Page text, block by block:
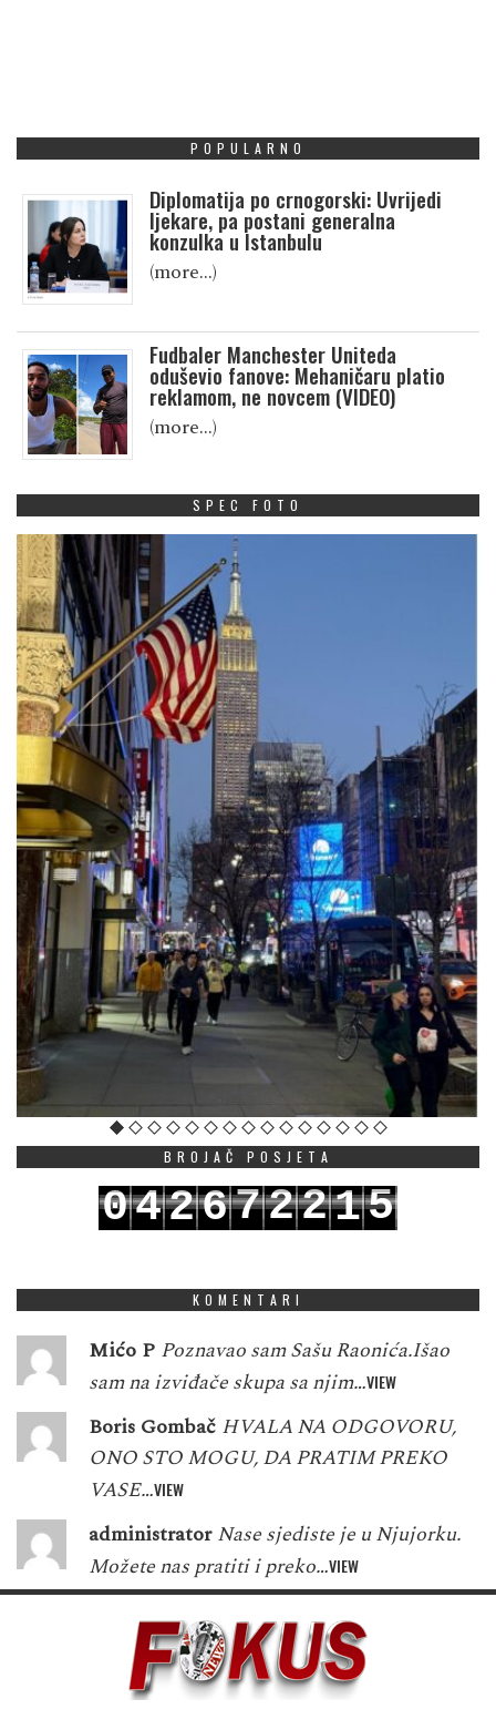
POPULARNO
Diplomatija po crnogorski: Uvrijedi
ljekare, pa postani generalna
konzulka u Istanbulu
(more…)
Fudbaler Manchester Uniteda
oduševio fanove: Mehaničaru platio
reklamom, ne novcem (VIDEO)
(more…)
SPEC FOTO
BROJAČ POSJETA
042672215
KOMENTARI
Mićo P Poznavao sam Sašu Raonića.Išao
sam na izviđače skupa sa njim…VIEW
Boris Gombač HVALA NA ODGOVORU,
ONO STO MOGU, DA PRATIM PREKO
VASE…VIEW
administrator Nase sjediste je u Njujorku.
Možete nas pratiti i preko…VIEW